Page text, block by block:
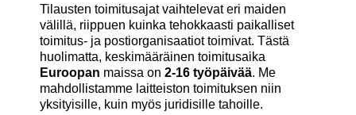
Tilausten toimitusajat vaihtelevat eri maiden
välillä, riippuen kuinka tehokkaasti paikalliset
toimitus- ja postiorganisaatiot toimivat. Tästä
huolimatta, keskimääräinen toimitusaika
Euroopan maissa on 2-16 työpäivää. Me
mahdollistamme laitteiston toimituksen niin
yksityisille, kuin myös juridisille tahoille.